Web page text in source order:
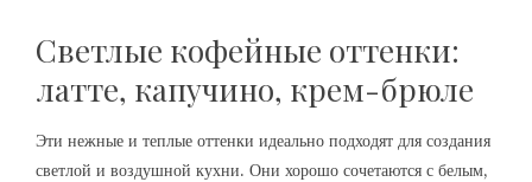
Светлые кофейные оттенки:
латте, капучино, крем-брюле
Эти нежные и теплые оттенки идеально подходят для создания
светлой и воздушной кухни. Они хорошо сочетаются с белым,